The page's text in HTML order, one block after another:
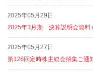
2025年05月29日
2025年3月期 決算説明会資料
2025年05月27日
第126回定時株主総会招集ご通